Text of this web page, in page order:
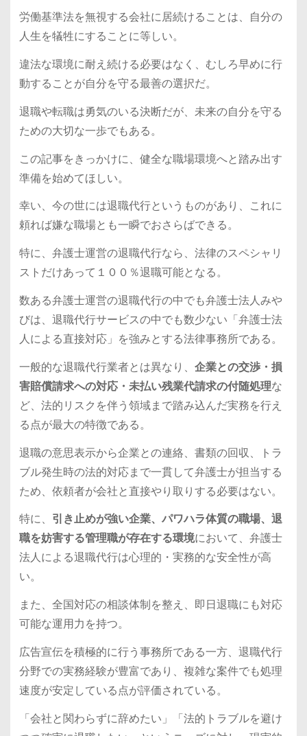
労働基準法を無視する会社に居続けることは、自分の
人生を犠牲にすることに等しい。
違法な環境に耐え続ける必要はなく、むしろ早めに行
動することが自分を守る最善の選択だ。
退職や転職は勇気のいる決断だが、未来の自分を守る
ための大切な一歩でもある。
この記事をきっかけに、健全な職場環境へと踏み出す
準備を始めてほしい。
幸い、今の世には退職代行というものがあり、これに
頼れば嫌な職場とも一瞬でおさらばできる。
特に、弁護士運営の退職代行なら、法律のスペシャリ
ストだけあって１００％退職可能となる。
数ある弁護士運営の退職代行の中でも弁護士法人みや
びは、退職代行サービスの中でも数少ない「弁護士法
人による直接対応」を強みとする法律事務所である。
一般的な退職代行業者とは異なり、 企業との交渉・損
害賠償請求への対応・未払い残業代請求の付随処理な
ど、法的リスクを伴う領域まで踏み込んだ実務を行え
る点が最大の特徴である。
退職の意思表示から企業との連絡、書類の回収、トラ
ブル発生時の法的対応まで一貫して弁護士が担当する
ため、依頼者が会社と直接やり取りする必要はない。
特に、 引き止めが強い企業、パワハラ体質の職場、退
職を妨害する管理職が存在する環境において、弁護士
法人による退職代行は心理的・実務的な安全性が高
い。
また、全国対応の相談体制を整え、即日退職にも対応
可能な運用力を持つ。
広告宣伝を積極的に行う事務所である一方、退職代行
分野での実務経験が豊富であり、複雑な案件でも処理
速度が安定している点が評価されている。
「会社と関わらずに辞めたい」「法的トラブルを避け